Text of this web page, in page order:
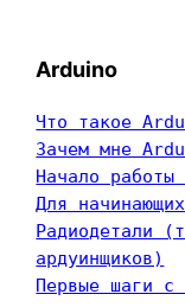
Arduino
Что такое
Зачем мне
Начало
Для
Радиодетали
ардуинщиков)
Первые шаги с